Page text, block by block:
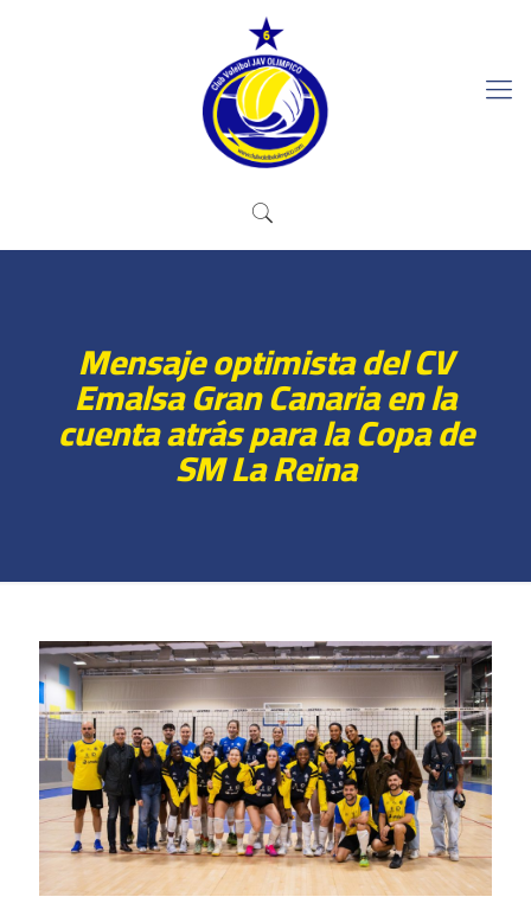
Mensaje optimista del CV
Emalsa Gran Canaria en la
cuenta atrás para la Copa de
SM La Reina